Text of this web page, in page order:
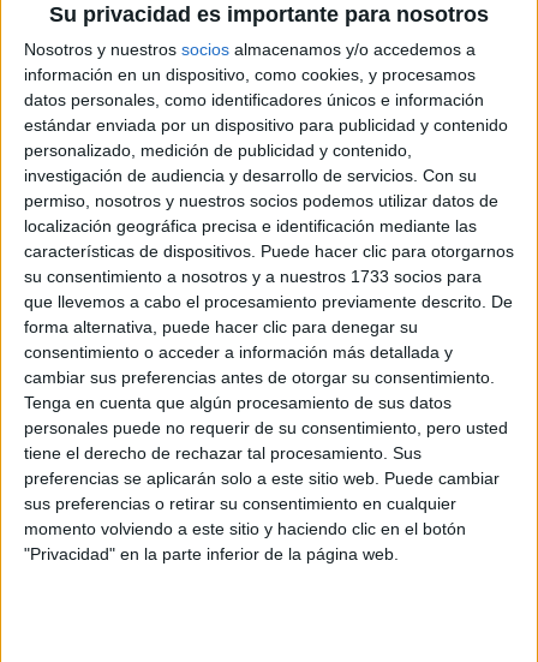
Su privacidad es importante para nosotros
Nosotros y nuestros socios almacenamos y/o accedemos a
información en un dispositivo, como cookies, y procesamos
datos personales, como identificadores únicos e información
estándar enviada por un dispositivo para publicidad y contenido
personalizado, medición de publicidad y contenido,
investigación de audiencia y desarrollo de servicios. Con su
permiso, nosotros y nuestros socios podemos utilizar datos de
localización geográfica precisa e identificación mediante las
características de dispositivos. Puede hacer clic para otorgarnos
su consentimiento a nosotros y a nuestros 1733 socios para
que llevemos a cabo el procesamiento previamente descrito. De
forma alternativa, puede hacer clic para denegar su
consentimiento o acceder a información más detallada y
cambiar sus preferencias antes de otorgar su consentimiento.
Tenga en cuenta que algún procesamiento de sus datos
personales puede no requerir de su consentimiento, pero usted
tiene el derecho de rechazar tal procesamiento. Sus
preferencias se aplicarán solo a este sitio web. Puede cambiar
sus preferencias o retirar su consentimiento en cualquier
momento volviendo a este sitio y haciendo clic en el botón
"Privacidad" en la parte inferior de la página web.
COMUNIDADES
LATINAS”
CONOCÉ A ESTAS
CINCO MUJERES
LATINAS QUE
TRANSFORMAN LA
MODA DE LA
REGIÓN
LA CASA DE LA
ARTISTA PARISINA
ALEX PANDEV: UN
REFUGIO CREATIVO
EN PERMANENTE
TRANSFORMACIÓN
ALEJANDRA
NAUGHTON,
ECONOMISTA Y
AUTORA: “NADIE
ROMPE SOLA EL
TECHO DE CRISTAL”